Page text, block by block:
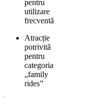
pentru
utilizare
frecventă
Atracție
potrivită
pentru
categoria
„family
rides”